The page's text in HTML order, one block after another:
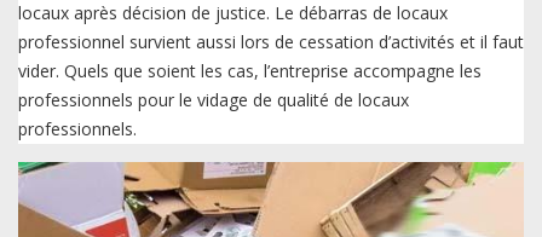
locaux après décision de justice. Le débarras de locaux
professionnel survient aussi lors de cessation d’activités et il faut
vider. Quels que soient les cas, l’entreprise accompagne les
professionnels pour le vidage de qualité de locaux
professionnels.